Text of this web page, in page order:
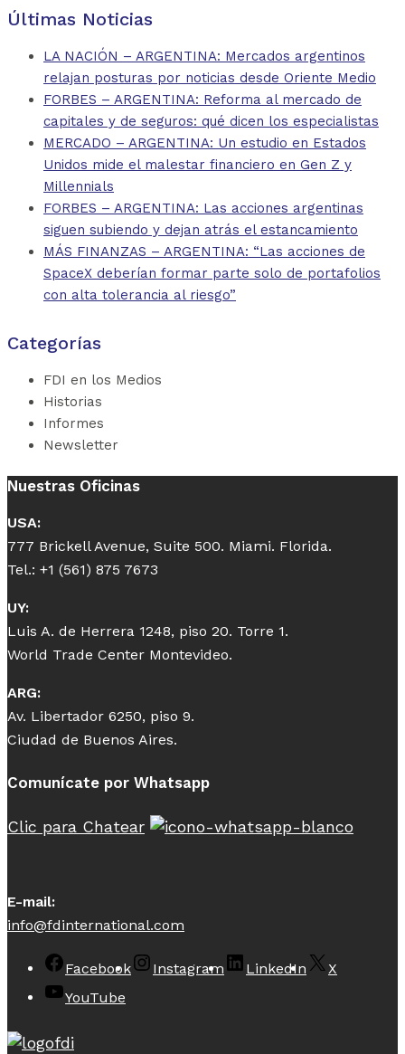
Últimas Noticias
LA NACIÓN – ARGENTINA: Mercados argentinos
relajan posturas por noticias desde Oriente Medio
FORBES – ARGENTINA: Reforma al mercado de
capitales y de seguros: qué dicen los especialistas
MERCADO – ARGENTINA: Un estudio en Estados
Unidos mide el malestar financiero en Gen Z y
Millennials
FORBES – ARGENTINA: Las acciones argentinas
siguen subiendo y dejan atrás el estancamiento
MÁS FINANZAS – ARGENTINA: “Las acciones de
SpaceX deberían formar parte solo de portafolios
con alta tolerancia al riesgo”
Categorías
FDI en los Medios
Historias
Informes
Newsletter
Nuestras Oficinas
USA:
777 Brickell Avenue, Suite 500. Miami. Florida.
Tel.: +1 (561) 875 7673
UY:
Luis A. de Herrera 1248, piso 20. Torre 1.
World Trade Center Montevideo.
ARG:
Av. Libertador 6250, piso 9.
Ciudad de Buenos Aires.
Comunícate por Whatsapp
Clic para Chatear
E-mail:
info@fdinternational.com
Facebook Instagram LinkedIn
X
YouTube